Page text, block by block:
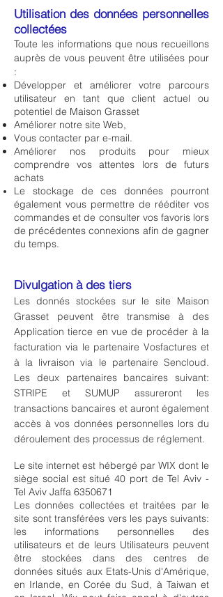
Utilisation des données personnelles
collectées
Toute les informations que nous recueillons
auprès de vous peuvent être utilisées pour
:
Développer et améliorer votre parcours
utilisateur en tant que client actuel ou
potentiel de Maison Grasset
Améliorer notre site Web,
Vous contacter par e-mail.
Améliorer nos produits pour mieux
comprendre vos attentes lors de futurs
achats
Le stockage de ces données pourront
également vous permettre de rééditer vos
commandes et de consulter vos favoris lors
de précédentes connexions afin de gagner
du temps.
Divulgation à des tiers
Les donnés stockées sur le site Maison
Grasset peuvent être transmise à des
Application tierce en vue de procéder à la
facturation via le partenaire Vosfactures et
à la livraison via le partenaire Sencloud.
Les deux partenaires bancaires suivant:
STRIPE et SUMUP assureront les
transactions bancaires et auront également
accès à vos données personnelles lors du
déroulement des processus de réglement.
Le site internet est hébergé par WIX dont le
siège social est situé 40 port de Tel Aviv -
Tel Aviv Jaffa 6350671
Les données collectées et traitées par le
site sont transférées vers les pays suivants:
les informations personnelles des
utilisateurs et de leurs Utilisateurs peuvent
être stockées dans des centres de
données situés aux Etats-Unis d'Amérique,
en Irlande, en Corée du Sud, à Taiwan et